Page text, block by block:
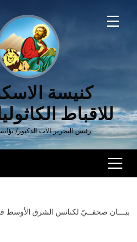
كنيسة
للاقباط
رئيس التحرير الاب الدكتور/
بيـــان صحفــيّ لكنائس الشرق الأوسط